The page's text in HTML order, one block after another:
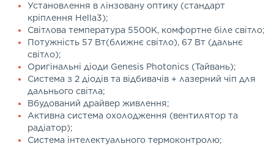
Установлення в лінзовану оптику (стандарт
кріплення Hella3);
Світлова температура 5500K, комфортне біле світло;
Потужність 57 Вт(ближнє світло), 67 Вт (дальнє
світло);
Оригінальні діоди Genesis Photonics (Тайвань);
Система з 2 діодів та відбивачів + лазерний чіп для
дальнього світла;
Вбудований драйвер живлення;
Активна система охолодження (вентилятор та
радіатор);
Система інтелектуального термоконтролю;